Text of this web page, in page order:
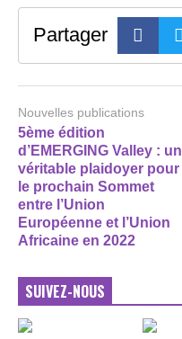
Partager
Nouvelles publications
5ème édition
d’EMERGING Valley : un
véritable plaidoyer pour
le prochain Sommet
entre l’Union
Européenne et l’Union
Africaine en 2022
SUIVEZ-NOUS